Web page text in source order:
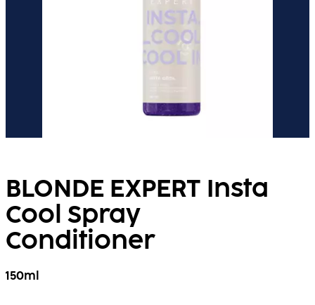
BLONDE EXPERT Insta
Cool Spray
Conditioner
150ml